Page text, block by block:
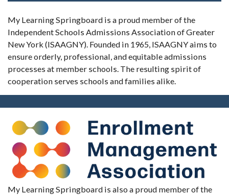
My Learning Springboard is a proud member of the
Independent Schools Admissions Association of Greater
New York (ISAAGNY). Founded in 1965, ISAAGNY aims to
ensure orderly, professional, and equitable admissions
processes at member schools. The resulting spirit of
cooperation serves schools and families alike.
My Learning Springboard is also a proud member of the